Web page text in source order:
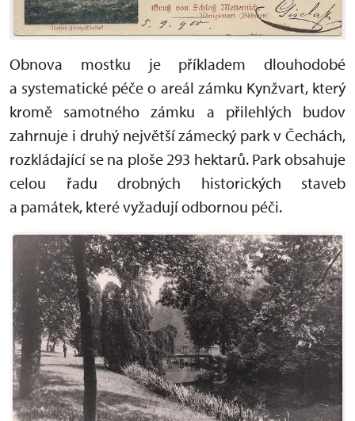
Obnova mostku je příkladem dlouhodobé
a systematické péče o areál zámku Kynžvart, který
kromě samotného zámku a přilehlých budov
zahrnuje i druhý největší zámecký park v Čechách,
rozkládající se na ploše 293 hektarů. Park obsahuje
celou řadu drobných historických staveb
a památek, které vyžadují odbornou péči.